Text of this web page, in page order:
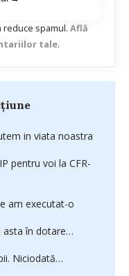
spamul. Află
tale.
in viata noastra
pentru voi la CFR-
am executat-o
asta în dotare…
Niciodată…